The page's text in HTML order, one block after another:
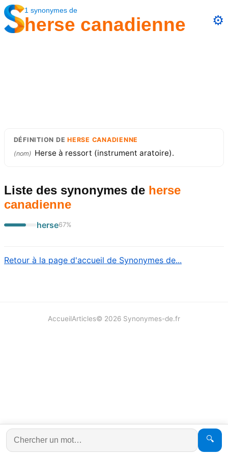
1 synonymes de
herse canadienne ⚙️
DÉFINITION DEHERSE CANADIENNE
(nom) Herse à ressort (instrument aratoire).
Liste des synonymes de herse
canadienne
herse67%
Retour à la page d'accueil de Synonymes de...
🔍
AccueilArticles© 2026 Synonymes-de.fr